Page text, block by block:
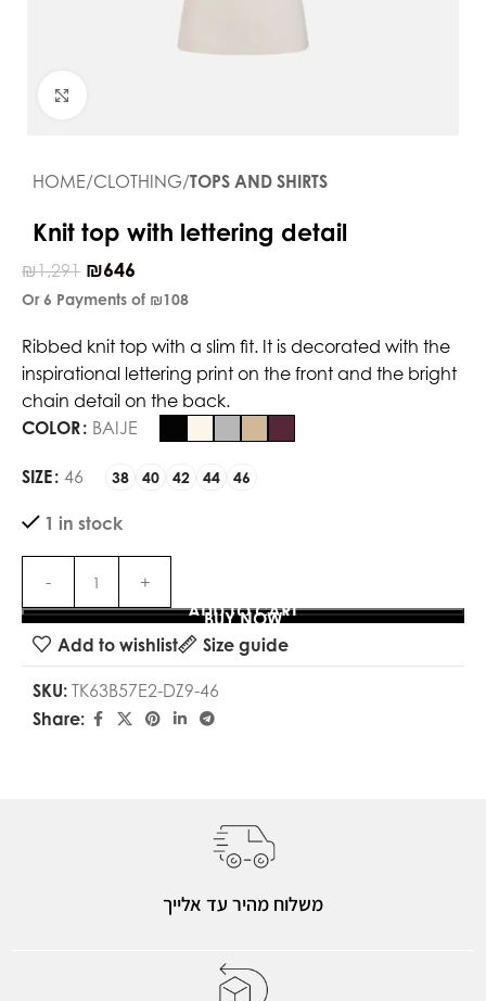
HOME CLOTHING TOPS AND SHIRTS
Knit top with lettering detail
₪1,291 ₪646
Or 6 Payments of ₪108
Ribbed knit top with a slim fit. It is decorated with the
inspirational lettering print on the front and the bright
chain detail on the back.
COLOR BAIJE
SIZE 46 38 40 42 44 46
1 in stock
ADD TO CART
BUY NOW
Add to wishlist
Size guide
SKU: TK63B57E2-DZ9-46
Share:
משלוח מהיר עד אלייך